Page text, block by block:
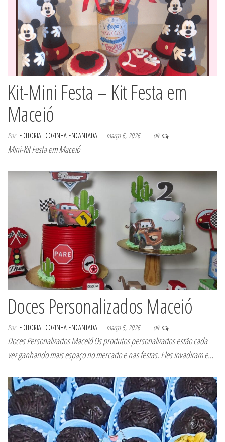
Kit-Mini Festa – Kit Festa em
Maceió
Por EDITORIAL COZINHA ENCANTADA março 6, 2026 Off
Mini-Kit Festa em Maceió
Doces Personalizados Maceió
Por EDITORIAL COZINHA ENCANTADA março 5, 2026 Off
Doces Personalizados Maceió Os produtos personalizados estão cada
vez ganhando mais espaço no mercado e nas festas. Eles invadiram e…